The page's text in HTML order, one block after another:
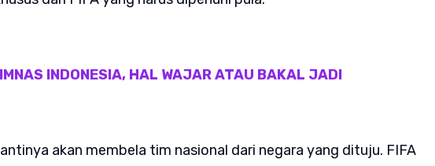
INDONESIA, HAL WAJAR ATAU BAKAL JADI
akan membela tim nasional dari negara yang dituju. FIFA